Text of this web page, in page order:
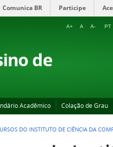
Comunica BR Participe
A+ A A- PT
de
Acadêmico Colação de Grau
DO INSTITUTO DE CIÊNCIA DA